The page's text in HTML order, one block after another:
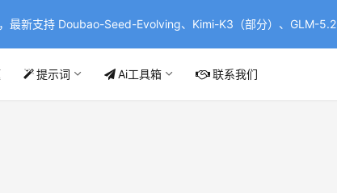
最新支持 Doubao-Seed-Evolving、Kimi-K3（部分）、GLM-5.2
提示词 Ai工具箱 联系我们